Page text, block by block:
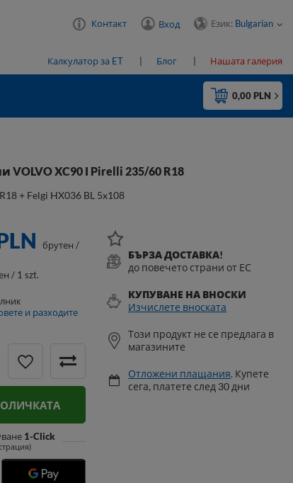
Контакт Вход Език: Bulgarian
Калкулатор за ET Блог Нашата галерия
0,00 PLN
VOLVO XC90 I Pirelli 235/60 R18
+ Felgi HX036 BL 5x108
брутен /
/ 1 szt.
и разходите
1-Click
БЪРЗА ДОСТАВКА!
до повечето страни от ЕС
КУПУВАНЕ НА ВНОСКИ
Изчислете вноската
Този продукт не се предлага в
магазините
Отложени плащания. Купете
сега, платете след 30 дни